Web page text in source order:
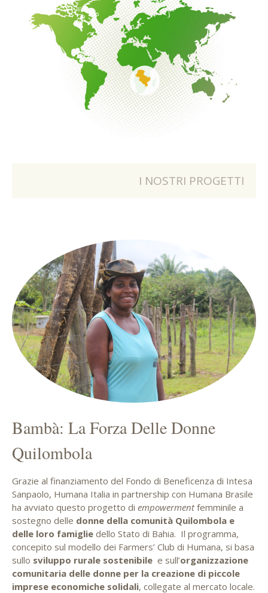
I NOSTRI PROGETTI
Bambà: La Forza Delle Donne
Quilombola
Grazie al finanziamento del Fondo di Beneficenza di Intesa
Sanpaolo, Humana Italia in partnership con Humana Brasile
ha avviato questo progetto di empowermentfemminile a
sostegno delle donne della comunità Quilombola e
delle loro famiglie dello Stato di Bahia. Il programma,
concepito sul modello dei Farmers’ Club di Humana, si basa
sullo sviluppo rurale sostenibile e sull’organizzazione
comunitaria delle donne per la creazione di piccole
imprese economiche solidali, collegate al mercato locale.